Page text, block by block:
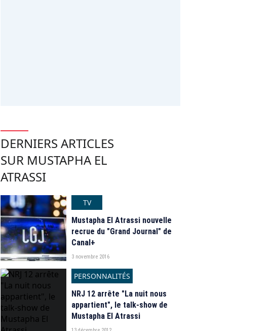
DERNIERS ARTICLES
SUR MUSTAPHA EL
ATRASSI
TV
Mustapha El Atrassi nouvelle
recrue du "Grand Journal" de
Canal+
3 novembre 2016
PERSONNALITÉS
NRJ 12 arrête "La nuit nous
appartient", le talk-show de
Mustapha El Atrassi